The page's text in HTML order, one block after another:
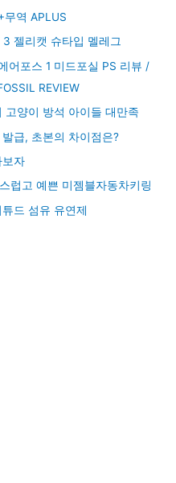
무역 APLUS
젤리캣 슈타입 멜레그
어포스 1 미드포실 PS 리뷰 /
REVIEW
고양이 방석 아이들 대만족
급, 초본의 차이점은?
보자
럽고 예쁜 미젬블자동차키링
드 섬유 유연제